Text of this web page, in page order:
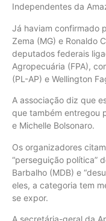
Independentes da
Já haviam confirmado
Zema (MG) e Ronaldo
deputados federais
Agropecuária (FPA),
(PL-AP) e Wellington
A associação diz que
que também entregou
e Michelle Bolsonaro.
Os organizadores
“perseguição política”
Barbalho (MDB) e
eles, a categoria tem
se expor.
A secretária-geral da